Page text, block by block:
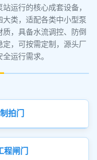
运行的核心成套设备，
类，适配各类中小型泵
，具备水流调控、防倒
，可按需定制，源头厂
运行需求。
拍门
闸门